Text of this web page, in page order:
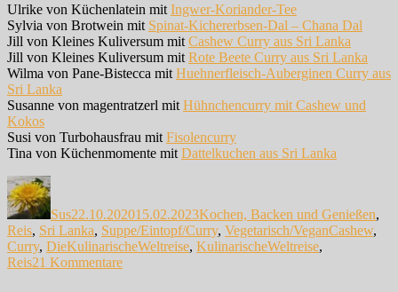
Ulrike von Küchenlatein mit Ingwer-Koriander-Tee
Sylvia von Brotwein mit Spinat-Kichererbsen-Dal – Chana Dal
Jill von Kleines Kuliversum mit Cashew Curry aus Sri Lanka
Jill von Kleines Kuliversum mit Rote Beete Curry aus Sri Lanka
Wilma von Pane-Bistecca mit Huehnerfleisch-Auberginen Curry aus
Sri Lanka
Susanne von magentratzerl mit Hühnchencurry mit Cashew und
Kokos
Susi von Turbohausfrau mit Fisolencurry
Tina von Küchenmomente mit Dattelkuchen aus Sri Lanka
Autor
Sus22.10.202015.02.2023Kochen, Backen und Genießen,
Reis, Sri Lanka, Suppe/Eintopf/Curry, Vegetarisch/VeganCashew,
Curry, DieKulinarischeWeltreise, KulinarischeWeltreise,
Reis21 Kommentarezu